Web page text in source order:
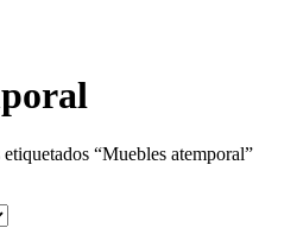
“Muebles atemporal”